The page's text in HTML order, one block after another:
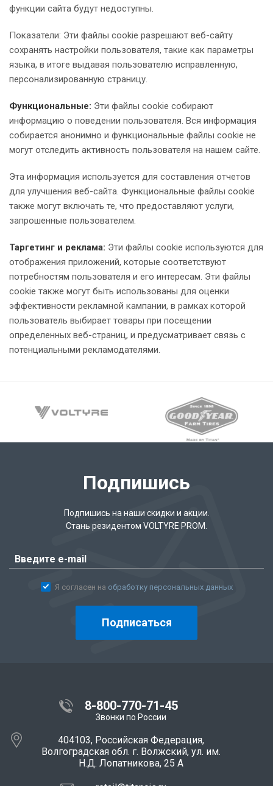
функции сайта будут недоступны.
Показатели: Эти файлы cookie разрешают веб-сайту
сохранять настройки пользователя, такие как параметры
языка, в итоге выдавая пользователю исправленную,
персонализированную страницу.
Функциональные: Эти файлы cookie собирают
информацию о поведении пользователя. Вся информация
собирается анонимно и функциональные файлы cookie не
могут отследить активность пользователя на нашем сайте.
Эта информация используется для составления отчетов
для улучшения веб-сайта. Функциональные файлы cookie
также могут включать те, что предоставляют услуги,
запрошенные пользователем.
Таргетинг и реклама: Эти файлы cookie используются для
отображения приложений, которые соответствуют
потребностям пользователя и его интересам. Эти файлы
cookie также могут быть использованы для оценки
эффективности рекламной кампании, в рамках которой
пользователь выбирает товары при посещении
определенных веб-страниц, и предусматривает связь с
потенциальными рекламодателями.
Подпишись
Подпишись на наши скидки и акции.
Стань резидентом VOLTYRE PROM.
Я согласен на обработку персональных данных
Подписаться
8-800-770-71-45
Звонки по России
404103, Российская Федерация,
Волгоградская обл. г. Волжский, ул. им.
Н.Д. Лопатникова, 25 А